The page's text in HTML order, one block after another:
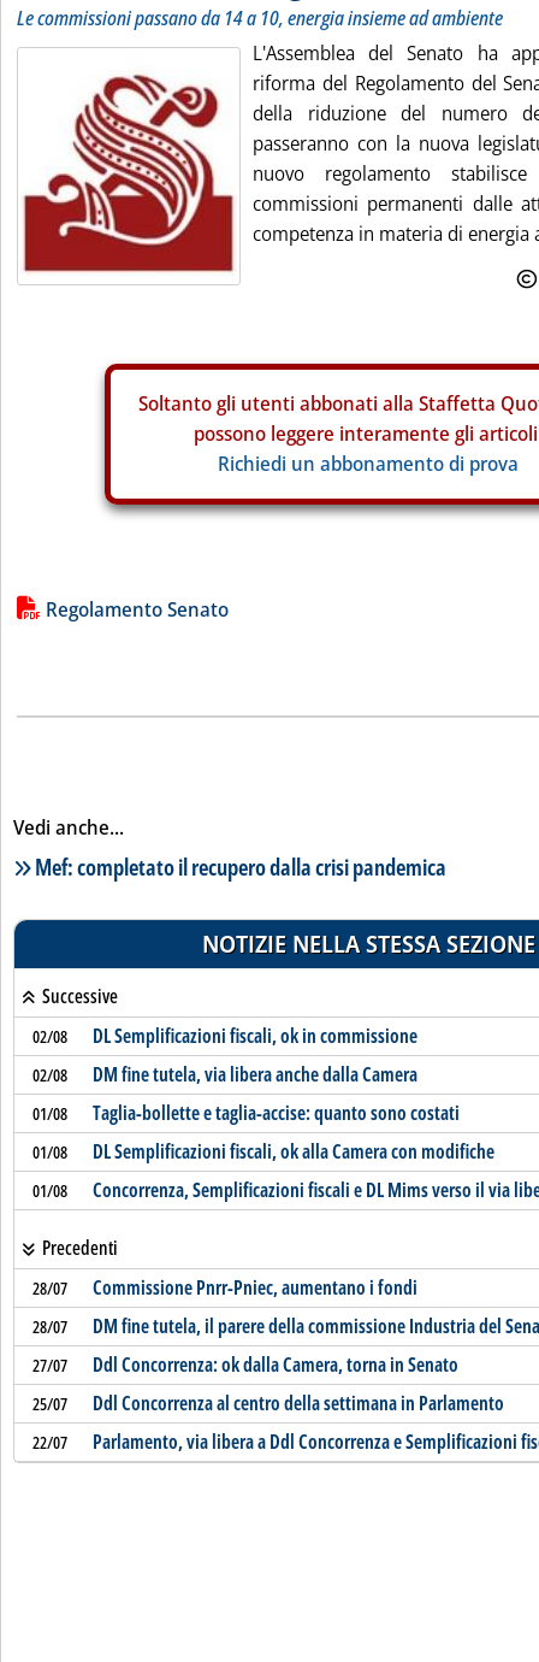
Le commissioni passano da 14 a 10, energia insieme ad ambiente
L'Assemblea del Senato ha
riforma del Regolamento del
della riduzione del numero
passeranno con la nuova
nuovo regolamento
commissioni permanenti dalle
competenza in materia di energia
Soltanto gli utenti abbonati alla Staffetta
possono leggere interamente gli
Richiedi un abbonamento di prova
Lista allegati PDF alla notizia
Regolamento Senato
Vedi anche...
Lista notizie correlate
Mef: completato il recupero dalla crisi pandemica
NOTIZIE NELLA STESSA SEZIONE
Successive
02/08 DL Semplificazioni fiscali, ok in commissione
02/08 DM fine tutela, via libera anche dalla Camera
01/08 Taglia-bollette e taglia-accise: quanto sono costati
01/08 DL Semplificazioni fiscali, ok alla Camera con modifiche
01/08 Concorrenza, Semplificazioni fiscali e DL Mims verso il via
Precedenti
28/07 Commissione Pnrr-Pniec, aumentano i fondi
28/07 DM fine tutela, il parere della commissione Industria del
27/07 Ddl Concorrenza: ok dalla Camera, torna in Senato
25/07 Ddl Concorrenza al centro della settimana in Parlamento
22/07 Parlamento, via libera a Ddl Concorrenza e Semplificazioni